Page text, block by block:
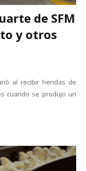
de SFM
y otros
al recibir heridas de
cuando se produjo un